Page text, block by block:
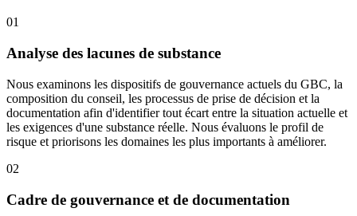
01
Analyse des lacunes de substance
Nous examinons les dispositifs de gouvernance actuels du GBC, la
composition du conseil, les processus de prise de décision et la
documentation afin d'identifier tout écart entre la situation actuelle et
les exigences d'une substance réelle. Nous évaluons le profil de
risque et priorisons les domaines les plus importants à améliorer.
02
Cadre de gouvernance et de documentation